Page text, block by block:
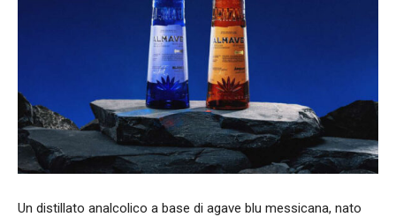
Un distillato analcolico a base di agave blu messicana, nato